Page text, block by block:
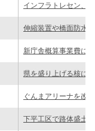
インフラトレセン、
伸縮装置や橋面防水
新庁舎概算事業費に
県を盛り上げる核に
ぐんまアリーナを改
下平工区で路体盛土